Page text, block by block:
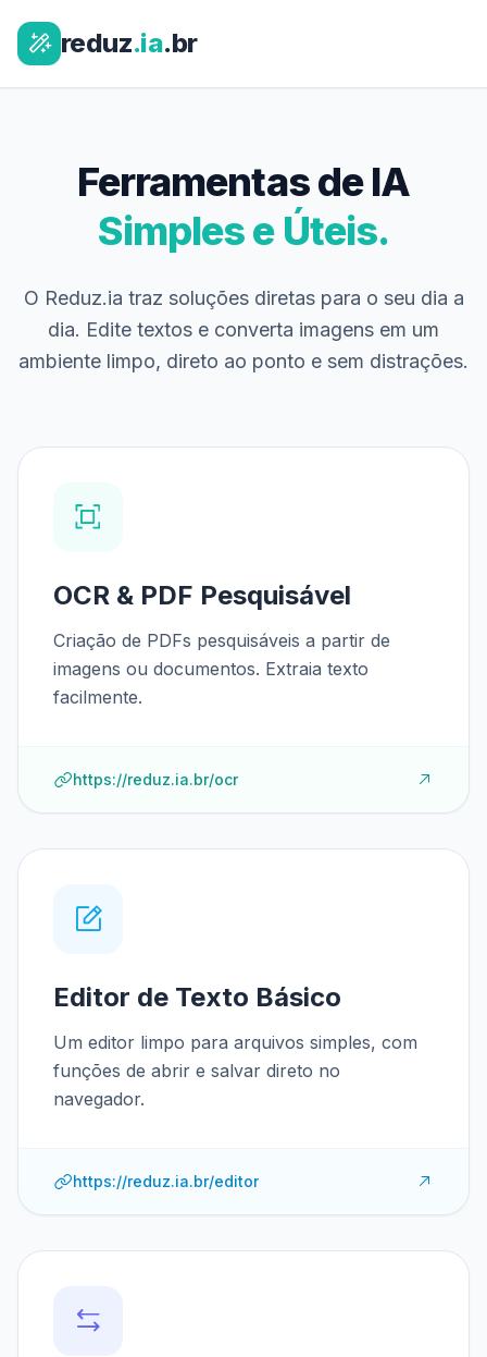
reduz.ia.br
Ferramentas de IA
Simples e Úteis.
O Reduz.ia traz soluções diretas para o seu dia a
dia. Edite textos e converta imagens em um
ambiente limpo, direto ao ponto e sem distrações.
OCR & PDF Pesquisável
Criação de PDFs pesquisáveis a partir de
imagens ou documentos. Extraia texto
facilmente.
https://reduz.ia.br/ocr
Editor de Texto Básico
Um editor limpo para arquivos simples, com
funções de abrir e salvar direto no
navegador.
https://reduz.ia.br/editor